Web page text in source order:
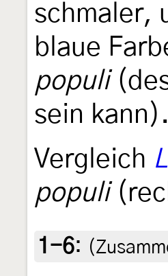
schmaler,
blaue
populi
sein
Vergleich
populi
1-6: